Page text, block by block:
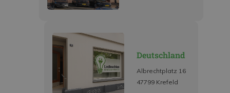
Deutschland
Albrechtplatz 16
47799 Krefeld